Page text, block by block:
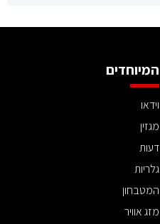
המיוחדים
וידאו
מגזין
דעות
גלריות
המטבחון
מזג אוויר